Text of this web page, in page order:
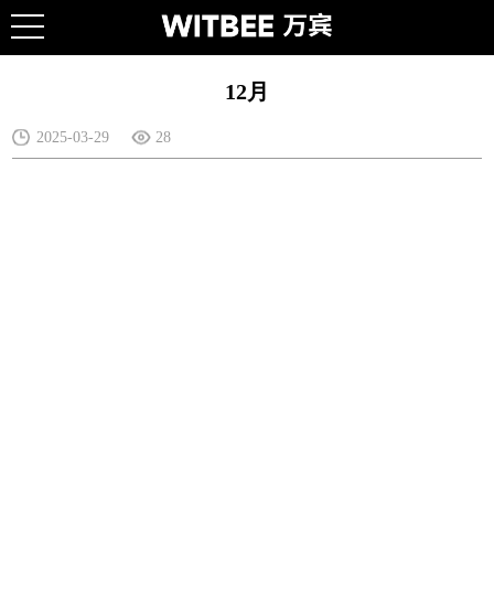
12月
2025-03-29 28